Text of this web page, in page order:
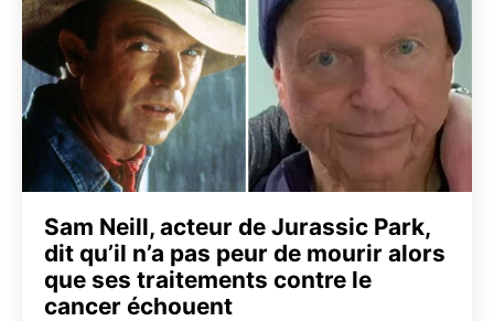
Sam Neill, acteur de Jurassic Park,
dit qu’il n’a pas peur de mourir alors
que ses traitements contre le
cancer échouent